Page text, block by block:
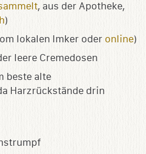
, aus der Apotheke,
)
lokalen Imker oder online)
leere Cremedosen
beste alte
Harzrückstände drin